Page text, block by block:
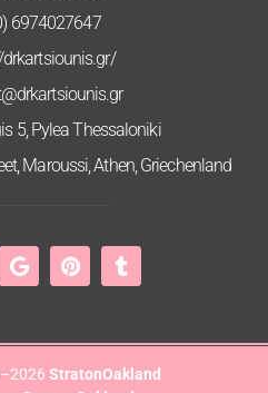
6974027647
drkartsiounis.gr/
5, Pylea Thessaloniki
Maroussi, Athen, Griechenland
StratonOakland